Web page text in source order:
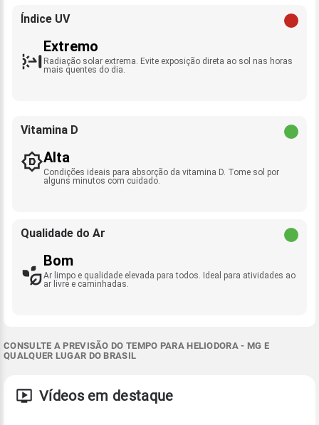
Índice UV
Extremo
Radiação solar extrema. Evite exposição direta ao sol nas horas
mais quentes do dia.
Vitamina D
Alta
Condições ideais para absorção da vitamina D. Tome sol por
alguns minutos com cuidado.
Qualidade do Ar
Bom
Ar limpo e qualidade elevada para todos. Ideal para atividades ao
ar livre e caminhadas.
CONSULTE A PREVISÃO DO TEMPO PARA HELIODORA - MG E
QUALQUER LUGAR DO BRASIL
Vídeos em destaque